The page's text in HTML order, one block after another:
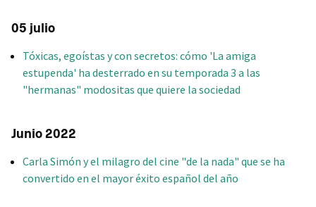
05 julio
Tóxicas, egoístas y con secretos: cómo 'La amiga
estupenda' ha desterrado en su temporada 3 a las
"hermanas" modositas que quiere la sociedad
Junio 2022
Carla Simón y el milagro del cine "de la nada" que se ha
convertido en el mayor éxito español del año